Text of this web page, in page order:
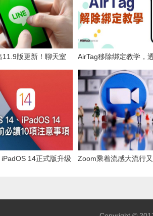
11.9版更新！聊天室
同时下载多张图片至手
AirTag移除绑定教学，
iPhone、iPad 解除
14正式版升级
Zoom乘着流感大流行